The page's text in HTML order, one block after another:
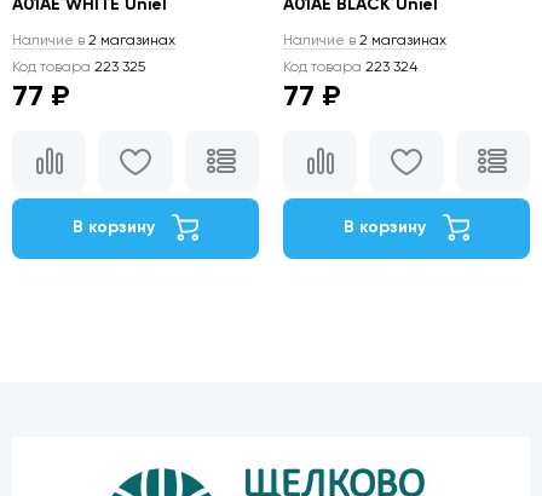
Наличие в 2 магазинах
Код товара 223 325
77 ₽
В корзину
Наличие в 2 магазинах
Код товара 223 324
77 ₽
В корзину